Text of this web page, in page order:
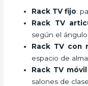
Rack TV fijo:
Rack TV
según el ángulo
Rack TV con
espacio de
Rack TV
salones de